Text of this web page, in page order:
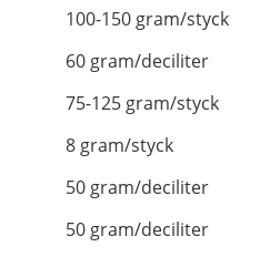
100-150 gram/styck
60 gram/deciliter
75-125 gram/styck
8 gram/styck
50 gram/deciliter
50 gram/deciliter